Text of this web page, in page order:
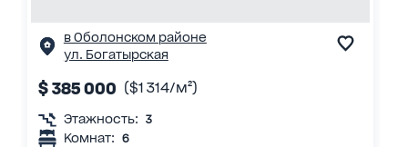
в Оболонском районе
ул. Богатырская
$ 385 000 ($1 314/м²)
Этажность: 3
Комнат: 6